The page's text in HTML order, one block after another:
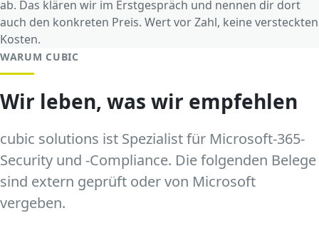
ab. Das klären wir im Erstgespräch und nennen dir dort
auch den konkreten Preis. Wert vor Zahl, keine versteckten
Kosten.
WARUM CUBIC
Wir leben, was wir empfehlen
cubic solutions ist Spezialist für Microsoft-365-
Security und -Compliance. Die folgenden Belege
sind extern geprüft oder von Microsoft
vergeben.